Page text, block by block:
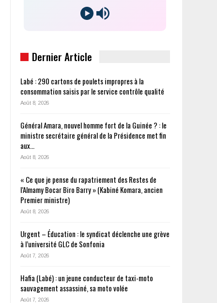
Dernier Article
Labé : 290 cartons de poulets impropres à la
consommation saisis par le service contrôle qualité
Août 8, 2026
Général Amara, nouvel homme fort de la Guinée ? : le
ministre secrétaire général de la Présidence met fin
aux…
Août 8, 2026
« Ce que je pense du rapatriement des Restes de
l’Almamy Bocar Biro Barry » (Kabiné Komara, ancien
Premier ministre)
Août 8, 2026
Urgent – Éducation : le syndicat déclenche une grève
à l’université GLC de Sonfonia
Août 7, 2026
Hafia (Labé) : un jeune conducteur de taxi-moto
sauvagement assassiné, sa moto volée
Août 7, 2026